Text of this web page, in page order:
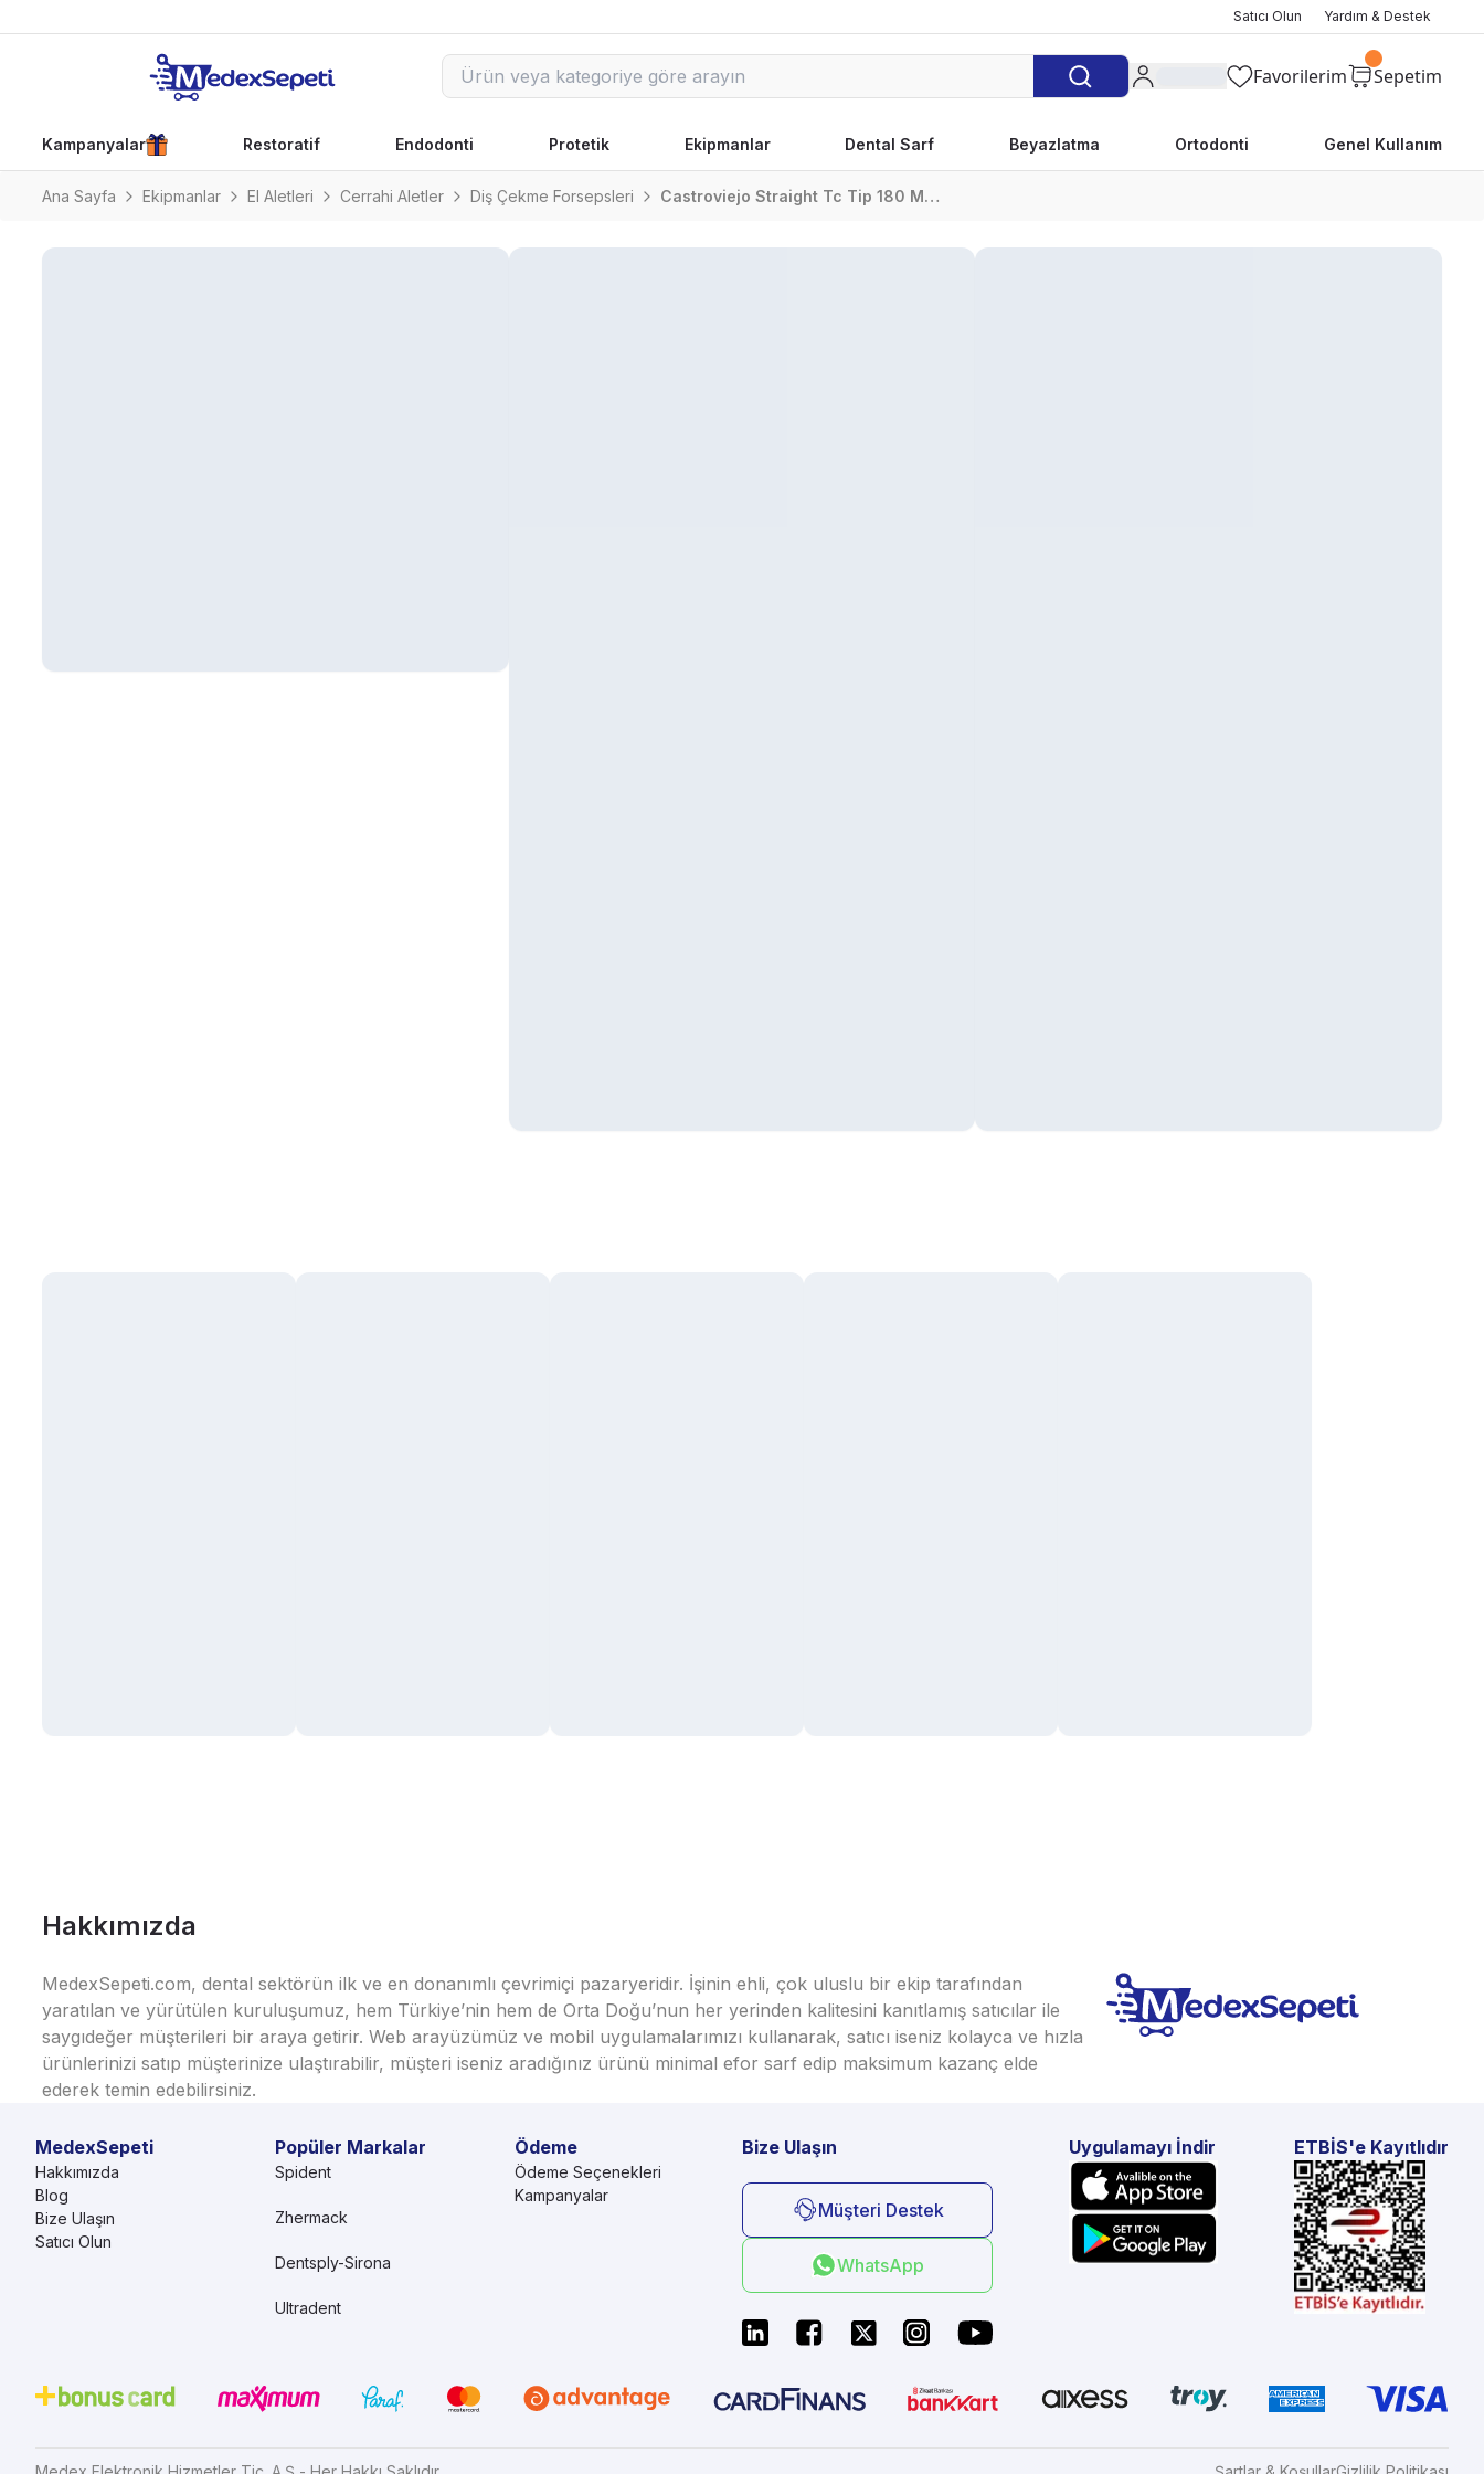
Satıcı Olun Yardım & Destek
Favorilerim Sepetim
Kampanyalar Restoratif Endodonti Protetik Ekipmanlar Dental Sarf Beyazlatma Ortodonti Genel Kullanım
Ana Sayfa Ekipmanlar El Aletleri Cerrahi Aletler Diş Çekme Forsepsleri Castroviejo Straight Tc Tip 180 Mm Forseps
Hakkımızda
MedexSepeti.com, dental sektörün ilk ve en donanımlı çevrimiçi pazaryeridir. İşinin ehli, çok uluslu bir ekip tarafından
yaratılan ve yürütülen kuruluşumuz, hem Türkiye’nin hem de Orta Doğu’nun her yerinden kalitesini kanıtlamış satıcılar ile
saygıdeğer müşterileri bir araya getirir. Web arayüzümüz ve mobil uygulamalarımızı kullanarak, satıcı iseniz kolayca ve hızla
ürünlerinizi satıp müşterinize ulaştırabilir, müşteri iseniz aradığınız ürünü minimal efor sarf edip maksimum kazanç elde
ederek temin edebilirsiniz.
MedexSepeti
Hakkımızda
Blog
Bize Ulaşın
Satıcı Olun
Ödeme
Ödeme Seçenekleri
Kampanyalar
Popüler Markalar
Spident
Zhermack
Dentsply-Sirona
Ultradent
Bize Ulaşın
Müşteri Destek
WhatsApp
Uygulamayı İndir ETBİS'e Kayıtlıdır